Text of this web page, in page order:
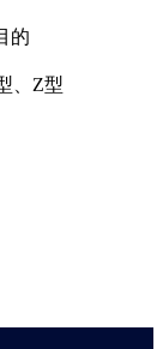
的
、Z型